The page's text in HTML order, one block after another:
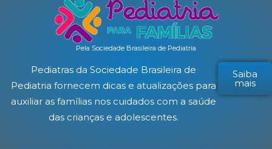
Pela Sociedade Brasileira de Pediatria
Pediatras da Sociedade Brasileira de
Pediatria fornecem dicas e atualizações para
auxiliar as famílias nos cuidados com a saúde
das crianças e adolescentes.
Saiba
mais